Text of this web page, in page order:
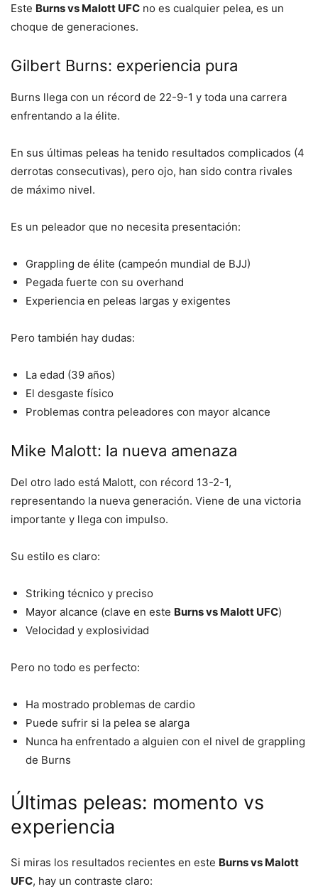
Este Burns vs Malott UFC no es cualquier pelea, es un
choque de generaciones.
Gilbert Burns: experiencia pura
Burns llega con un récord de 22-9-1 y toda una carrera
enfrentando a la élite.
En sus últimas peleas ha tenido resultados complicados (4
derrotas consecutivas), pero ojo, han sido contra rivales
de máximo nivel.
Es un peleador que no necesita presentación:
Grappling de élite (campeón mundial de BJJ)
Pegada fuerte con su overhand
Experiencia en peleas largas y exigentes
Pero también hay dudas:
La edad (39 años)
El desgaste físico
Problemas contra peleadores con mayor alcance
Mike Malott: la nueva amenaza
Del otro lado está Malott, con récord 13-2-1,
representando la nueva generación. Viene de una victoria
importante y llega con impulso.
Su estilo es claro:
Striking técnico y preciso
Mayor alcance (clave en este Burns vs Malott UFC)
Velocidad y explosividad
Pero no todo es perfecto:
Ha mostrado problemas de cardio
Puede sufrir si la pelea se alarga
Nunca ha enfrentado a alguien con el nivel de grappling
de Burns
Últimas peleas: momento vs
experiencia
Si miras los resultados recientes en este Burns vs Malott
UFC, hay un contraste claro: